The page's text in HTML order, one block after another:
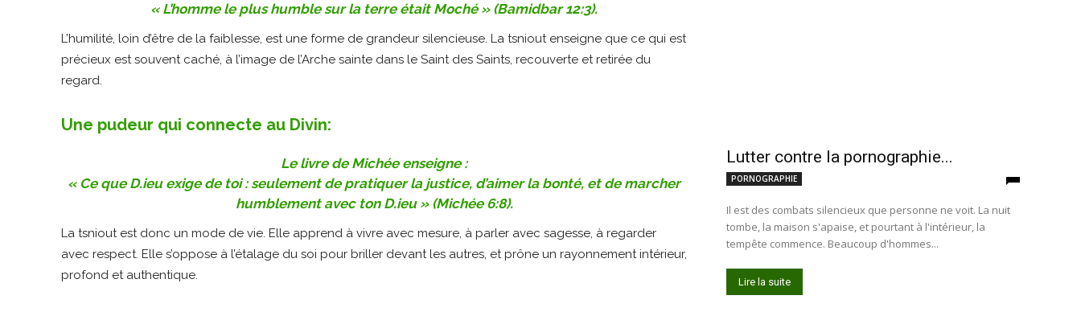
« L’homme le plus humble sur la terre était Moché » (Bamidbar 12:3).
L’humilité, loin d’être de la faiblesse, est une forme de grandeur silencieuse. La tsniout enseigne que ce qui est
précieux est souvent caché, à l’image de l’Arche sainte dans le Saint des Saints, recouverte et retirée du
regard.
Une pudeur qui connecte au Divin:
Le livre de Michée enseigne :
« Ce que D.ieu exige de toi : seulement de pratiquer la justice, d’aimer la bonté, et de marcher
humblement avec ton D.ieu » (Michée 6:8).
La tsniout est donc un mode de vie. Elle apprend à vivre avec mesure, à parler avec sagesse, à regarder
avec respect. Elle s’oppose à l’étalage du soi pour briller devant les autres, et prône un rayonnement intérieur,
profond et authentique.
Lutter contre la pornographie...
PORNOGRAPHIE
Il est des combats silencieux que personne ne voit. La nuit
tombe, la maison s'apaise, et pourtant à l'intérieur, la
tempête commence. Beaucoup d'hommes...
Lire la suite